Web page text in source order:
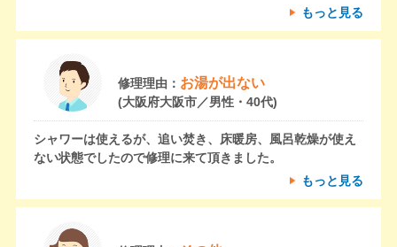
もっと見る
修理理由： お湯が出ない
(大阪府大阪市／男性・40代)
シャワーは使えるが、追い焚き、床暖房、風呂乾燥が使え
ない状態でしたので修理に来て頂きました。
もっと見る